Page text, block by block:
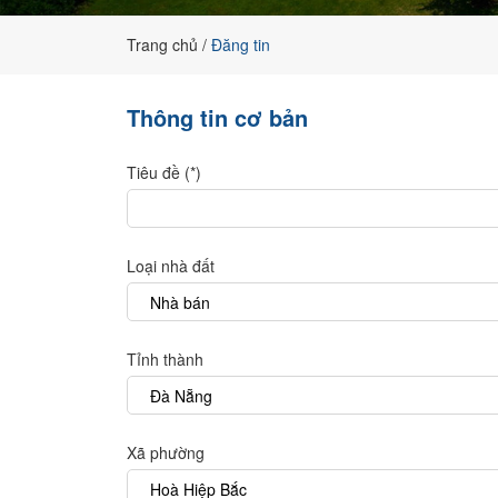
đất
nền
Trang chủ Đăng tin
Thông tin cơ bản
Tiêu đề (*)
Loại nhà đất
Tỉnh thành
Xã phường